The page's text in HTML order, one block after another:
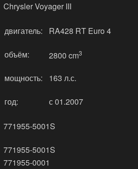
Chrysler Voyager III
двигатель: RA428 RT Euro 4
объём: 2800 cm3
мощность: 163 л.с.
год: с 01.2007
771955-5001S
771955-5001S
771955-0001